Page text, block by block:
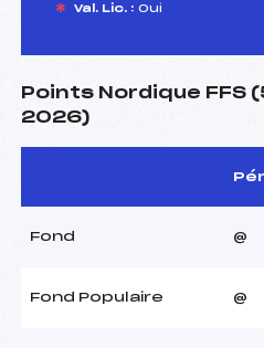
Val. Lic. : Oui
Points Nordique FFS
2026)
Fond @
Fond Populaire @